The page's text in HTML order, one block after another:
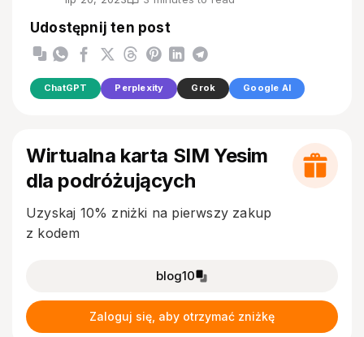
Udostępnij ten post
ChatGPT Perplexity Grok Google AI
Wirtualna karta SIM Yesim
dla podróżujących
Uzyskaj 10% zniżki na pierwszy zakup
z kodem
blog10
Zaloguj się, aby otrzymać zniżkę